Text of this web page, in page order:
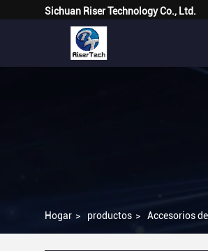
Sichuan Riser Technology Co., Ltd.
Hogar > productos > Accesorios